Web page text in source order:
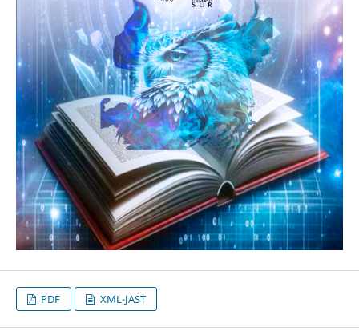
PDF XML-JAST